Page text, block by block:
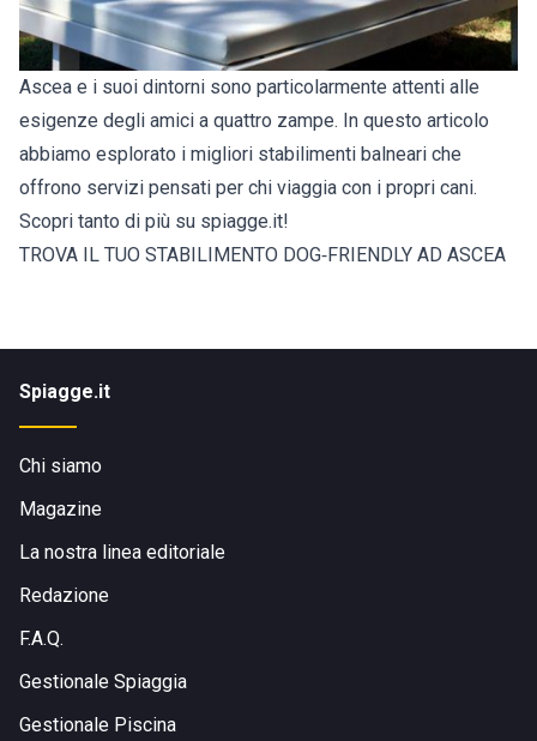
Ascea e i suoi dintorni sono particolarmente attenti alle
esigenze degli amici a quattro zampe. In questo articolo
abbiamo esplorato i migliori stabilimenti balneari che
offrono servizi pensati per chi viaggia con i propri cani.
Scopri tanto di più su spiagge.it!
TROVA IL TUO STABILIMENTO DOG‑FRIENDLY AD ASCEA
Spiagge.it
Chi siamo
Magazine
La nostra linea editoriale
Redazione
F.A.Q.
Gestionale Spiaggia
Gestionale Piscina